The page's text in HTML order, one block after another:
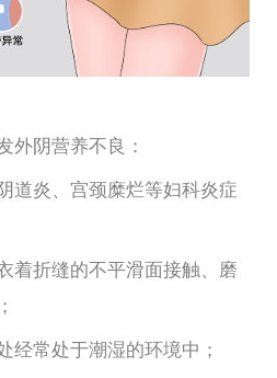
外阴营养不良：
道炎、宫颈糜烂等妇科炎症
着折缝的不平滑面接触、磨
经常处于潮湿的环境中；